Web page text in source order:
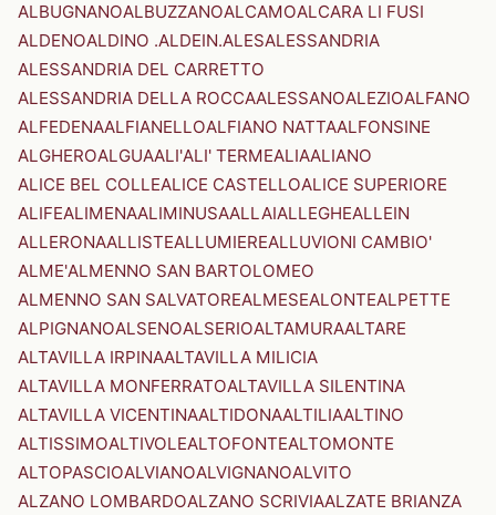
ALBUGNANOALBUZZANOALCAMOALCARA LI FUSI
ALDENOALDINO .ALDEIN.ALESALESSANDRIA
ALESSANDRIA DEL CARRETTO
ALESSANDRIA DELLA ROCCAALESSANOALEZIOALFANO
ALFEDENAALFIANELLOALFIANO NATTAALFONSINE
ALGHEROALGUAALI'ALI' TERMEALIAALIANO
ALICE BEL COLLEALICE CASTELLOALICE SUPERIORE
ALIFEALIMENAALIMINUSAALLAIALLEGHEALLEIN
ALLERONAALLISTEALLUMIEREALLUVIONI CAMBIO'
ALME'ALMENNO SAN BARTOLOMEO
ALMENNO SAN SALVATOREALMESEALONTEALPETTE
ALPIGNANOALSENOALSERIOALTAMURAALTARE
ALTAVILLA IRPINAALTAVILLA MILICIA
ALTAVILLA MONFERRATOALTAVILLA SILENTINA
ALTAVILLA VICENTINAALTIDONAALTILIAALTINO
ALTISSIMOALTIVOLEALTOFONTEALTOMONTE
ALTOPASCIOALVIANOALVIGNANOALVITO
ALZANO LOMBARDOALZANO SCRIVIAALZATE BRIANZA